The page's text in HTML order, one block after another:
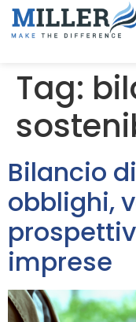
Tag:
Bilancio
obblighi,
imprese